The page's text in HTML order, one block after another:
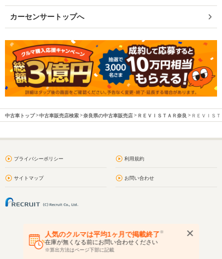
カーセンサートップへ
中古車トップ 中古車販売店検索 奈良県の中古車販売店 ＲＥＶＩＳＴＡＲ奈良 ＲＥＶＩＳ
プライバシーポリシー 利用規約
サイトマップ お問い合わせ
人気のクルマは平均1ヶ月で掲載終了※
在庫が無くなる前にお問い合わせください
※算出方法はページ下部に記載